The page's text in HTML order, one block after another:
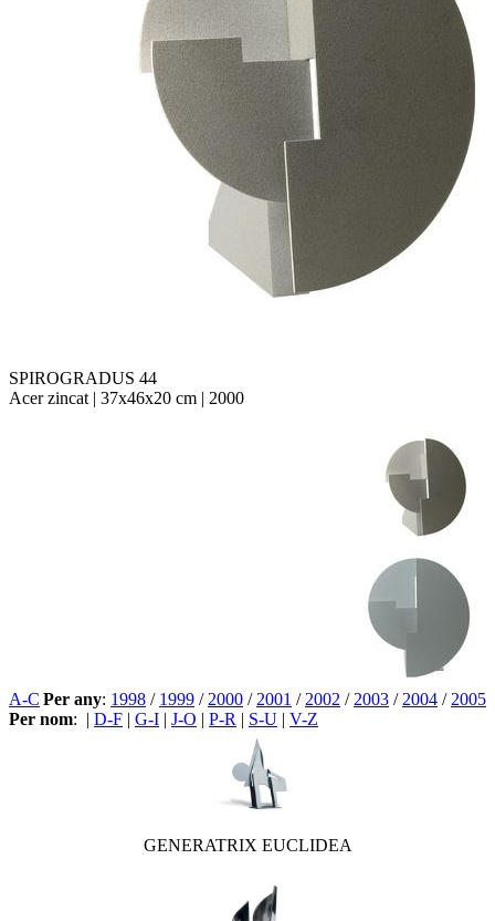
SPIROGRADUS 44
Acer zincat | 37x46x20 cm | 2000
Per any: 1998 / 1999 / 2000 / 2001 / 2002 / 2003 / 2004 / 2005
Per nom:
A-C
| D-F | G-I | J-O | P-R | S-U | V-Z
GENERATRIX EUCLIDEA